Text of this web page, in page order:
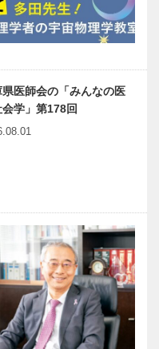
県医師会の「みんなの医
学」第178回